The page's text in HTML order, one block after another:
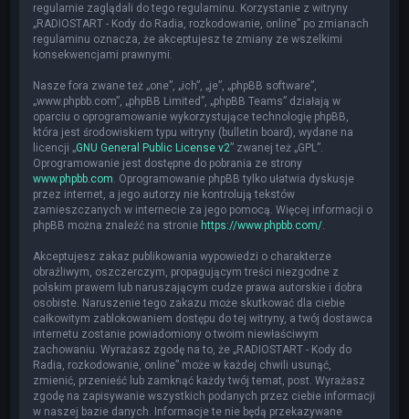
regularnie zaglądali do tego regulaminu. Korzystanie z witryny
„RADIOSTART - Kody do Radia, rozkodowanie, online” po zmianach
regulaminu oznacza, że akceptujesz te zmiany ze wszelkimi
konsekwencjami prawnymi.
Nasze fora zwane też „one”, „ich”, „je”, „phpBB software”,
„www.phpbb.com”, „phpBB Limited”, „phpBB Teams” działają w
oparciu o oprogramowanie wykorzystujące technologię phpBB,
która jest środowiskiem typu witryny (bulletin board), wydane na
licencji „GNU General Public License v2” zwanej też „GPL”.
Oprogramowanie jest dostępne do pobrania ze strony
www.phpbb.com . Oprogramowanie phpBB tylko ułatwia dyskusje
przez internet, a jego autorzy nie kontrolują tekstów
zamieszczanych w internecie za jego pomocą. Więcej informacji o
phpBB można znaleźć na stronie https://www.phpbb.com/
Akceptujesz zakaz publikowania wypowiedzi o charakterze
obraźliwym, oszczerczym, propagującym treści niezgodne z
polskim prawem lub naruszającym cudze prawa autorskie i dobra
osobiste. Naruszenie tego zakazu może skutkować dla ciebie
całkowitym zablokowaniem dostępu do tej witryny, a twój dostawca
internetu zostanie powiadomiony o twoim niewłaściwym
zachowaniu. Wyrażasz zgodę na to, że „RADIOSTART - Kody do
Radia, rozkodowanie, online” może w każdej chwili usunąć,
zmienić, przenieść lub zamknąć każdy twój temat, post. Wyrażasz
zgodę na zapisywanie wszystkich podanych przez ciebie informacji
w naszej bazie danych. Informacje te nie będą przekazywane